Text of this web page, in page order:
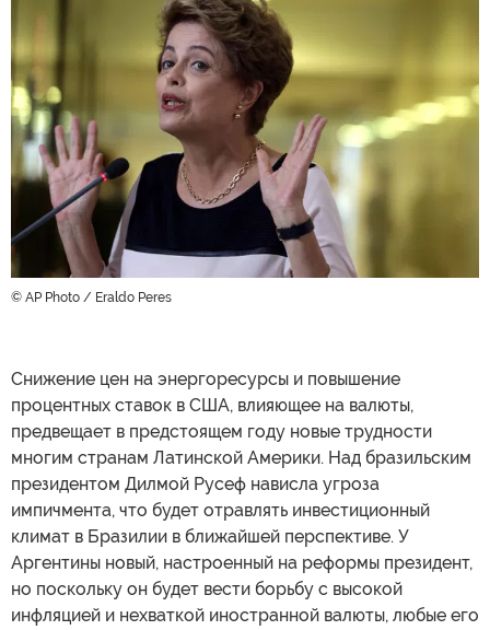
© AP Photo / Eraldo Peres
Снижение цен на энергоресурсы и повышение
процентных ставок в США, влияющее на валюты,
предвещает в предстоящем году новые трудности
многим странам Латинской Америки. Над бразильским
президентом Дилмой Русеф нависла угроза
импичмента, что будет отравлять инвестиционный
климат в Бразилии в ближайшей перспективе. У
Аргентины новый, настроенный на реформы президент,
но поскольку он будет вести борьбу с высокой
инфляцией и нехваткой иностранной валюты, любые его